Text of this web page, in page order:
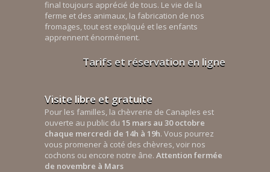
final toujours apprécié de tous. Le vie de la
ferme et des animaux, la fabrication de nos
fromages, tout est expliqué et les enfants
apprennent énormément.
Tarifs et réservation en ligne
Visite libre et gratuite
Pour les familles, la chèvrerie de Canaples est
ouverte au public du 15 mars au 30 octobre
chaque mercredi de 14h à 19h. Vous pourrez
vous promener à coté des chèvres, voir nos
cochons ou encore notre âne. Attention fermée
de novembre à Mars